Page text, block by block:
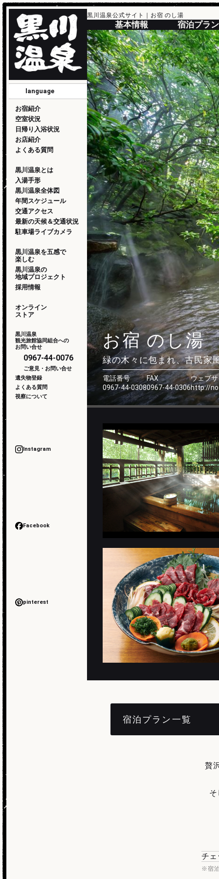
language
English
简化版
傳統的
한국
日本語
お宿紹介
空室状況
日帰り入浴状況
お店紹介
よくある質問
黒川温泉とは
入湯手形
黒川温泉全体図
年間スケジュール
交通アクセス
最新の天候＆交通状況
駐車場ライブカメラ
黒川温泉を五感で
楽しむ
黒川温泉の
地域プロジェクト
採用情報
オンライン
ストア
黒川温泉
観光旅館協同組合への
お問い合せ
0967-44-0076
ご意見・お問い合せ
遺失物登録
よくある質問
視察について
Instagram
Facebook
pinterest
黒川温泉公式サイト｜お宿 のし湯
基本情報 宿泊プラ
お宿 のし湯
緑の木々に包まれ、古民家
電話番号
0967-44-0308
FAX
0967-44-0306
ウェブ
http://
宿泊プラン一覧
贅
チェ
※宿